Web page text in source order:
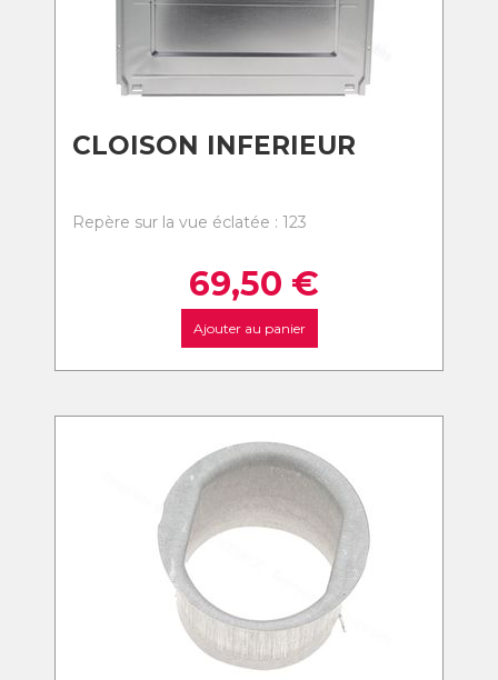
CLOISON INFERIEUR
Repère sur la vue éclatée : 123
69,50 €
Ajouter au panier